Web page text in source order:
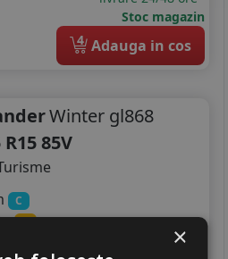
Stoc magazin
4 Adauga in cos
Winter gl868
85V
C
D
×